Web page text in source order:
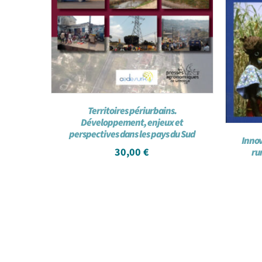
Territoires périurbains.
Développement, enjeux et
perspectives dans les pays du Sud
30,00€